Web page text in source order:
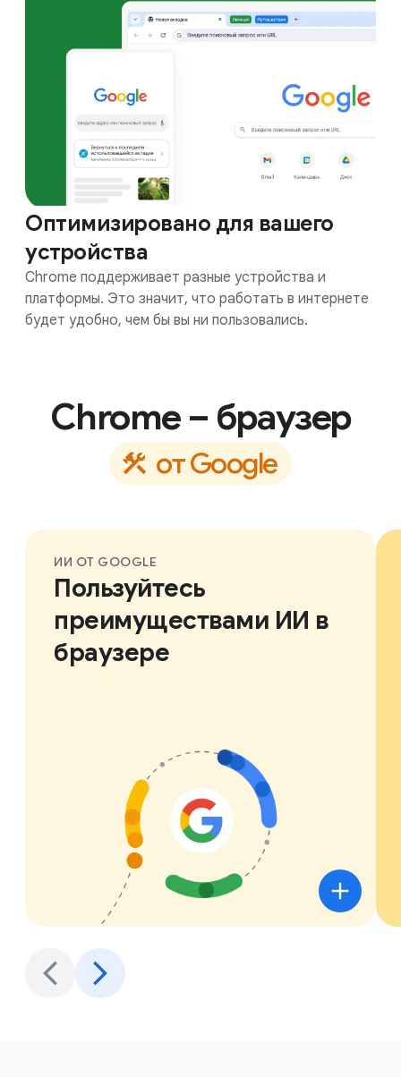
Оптимизировано для вашего
устройства
Chrome поддерживает разные устройства и
платформы. Это значит, что работать в интернете
будет удобно, чем бы вы ни пользовались.
Chrome – браузер
отGoogle
ИИ ОТ GOOGLE
Пользуйтесь
преимуществами ИИ в
браузере